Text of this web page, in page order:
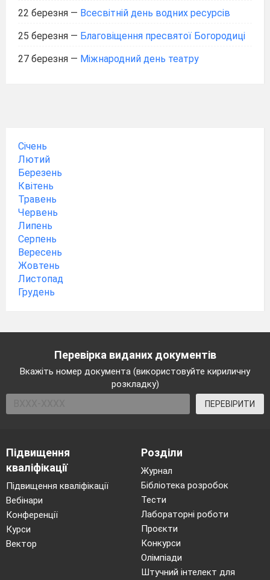
22 березня — Всесвітній день водних ресурсів
25 березня — Благовіщення пресвятої Богородиці
27 березня — Міжнародний день театру
Січень
Лютий
Березень
Квітень
Травень
Червень
Липень
Серпень
Вересень
Жовтень
Листопад
Грудень
Перевірка виданих документів
Вкажіть номер документа (використовуйте кириличну
розкладку)
ПЕРЕВІРИТИ
Підвищення
кваліфікації
Підвищення кваліфікації
Вебінари
Конференції
Курси
Вектор
Розділи
Журнал
Бібліотека розробок
Тести
Лабораторні роботи
Проєкти
Конкурси
Олімпіади
Штучний інтелект для